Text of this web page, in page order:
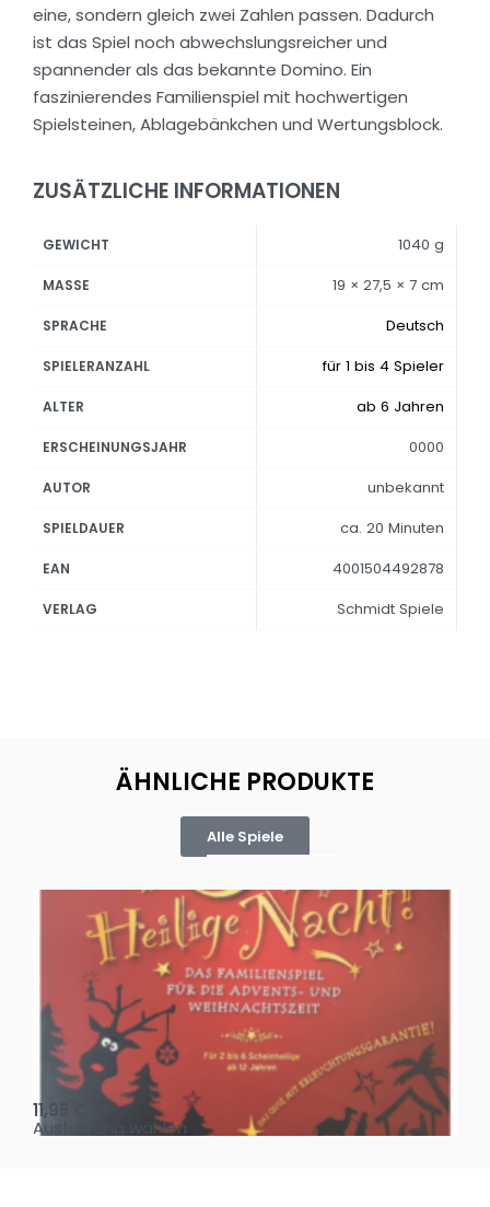
eine, sondern gleich zwei Zahlen passen. Dadurch
ist das Spiel noch abwechslungsreicher und
spannender als das bekannte Domino. Ein
faszinierendes Familienspiel mit hochwertigen
Spielsteinen, Ablagebänkchen und Wertungsblock.
ZUSÄTZLICHE INFORMATIONEN
GEWICHT 1040 g
MASSE 19 × 27,5 × 7 cm
SPRACHE Deutsch
SPIELERANZAHL für 1 bis 4 Spieler
ALTER ab 6 Jahren
ERSCHEINUNGSJAHR 0000
AUTOR unbekannt
SPIELDAUER ca. 20 Minuten
EAN 4001504492878
VERLAG Schmidt Spiele
ÄHNLICHE PRODUKTE
Alle Spiele
Oh, heilige Nacht!
11,95
Ausführung wählen